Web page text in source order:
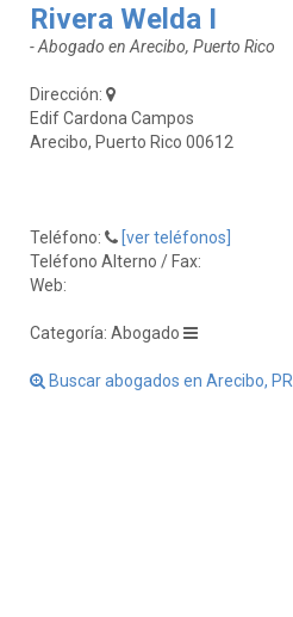
Rivera Welda I
- Abogado en Arecibo, Puerto Rico
Dirección:
Edif Cardona Campos
Arecibo, Puerto Rico 00612
Teléfono:
[ver teléfonos]
Teléfono Alterno / Fax:
Web:
Categoría: Abogado
Buscar abogados en Arecibo, PR